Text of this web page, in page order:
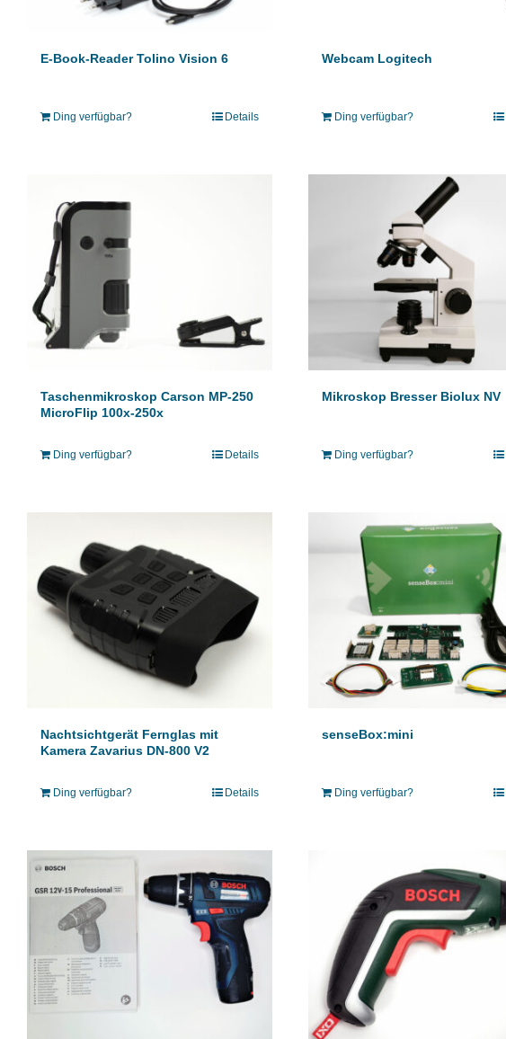
E-Book-Reader Tolino Vision 6
Ding verfügbar? Details
Webcam Logitech
Ding verfügbar?
Taschenmikroskop Carson MP-250
MicroFlip 100x-250x
Ding verfügbar? Details
Mikroskop Bresser Biolux NV
Ding verfügbar?
Nachtsichtgerät Fernglas mit
Kamera Zavarius DN-800 V2
Ding verfügbar? Details
senseBox:mini
Ding verfügbar?